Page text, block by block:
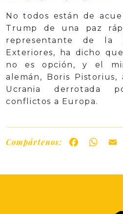
No todos están de
Trump de una paz
representante de la
Exteriores, ha dicho
no es opción, y el
alemán, Boris
Ucrania derrotada
conflictos a Europa.
Compártenos: Facebook